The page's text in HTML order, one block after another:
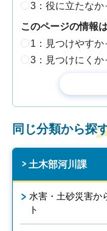
3：役に立たなか
このページの情報
1：見つけやすか
3：見つけにくか
同じ分類から探
土木部河川課
水害・土砂災害か
ト